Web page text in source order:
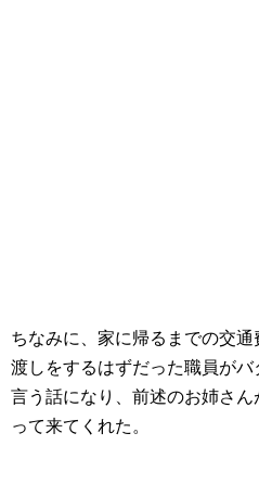
ちなみに、家に帰るまでの交
渡しをするはずだった職員が
言う話になり、前述のお姉さ
って来てくれた。